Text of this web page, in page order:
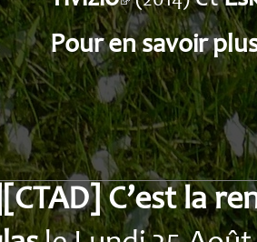
Pour en savoir
C’est la